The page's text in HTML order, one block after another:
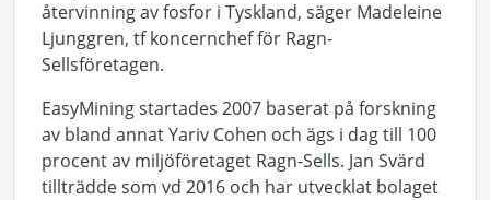
återvinning av fosfor i Tyskland, säger Madeleine
Ljunggren, tf koncernchef för Ragn-
Sellsföretagen.
EasyMining startades 2007 baserat på forskning
av bland annat Yariv Cohen och ägs i dag till 100
procent av miljöföretaget Ragn-Sells. Jan Svärd
tillträdde som vd 2016 och har utvecklat bolaget